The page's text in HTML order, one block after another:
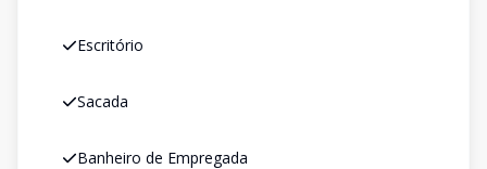
Escritório
Sacada
Banheiro de Empregada